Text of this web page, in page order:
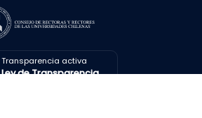
Transparencia activa
Ley de Transparencia